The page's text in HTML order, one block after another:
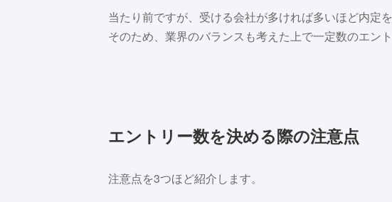
当たり前ですが、受ける会社が多ければ多いほど内定
そのため、業界のバランスも考えた上で一定数のエン
エントリー数を決める際の注意点
注意点を3つほど紹介します。